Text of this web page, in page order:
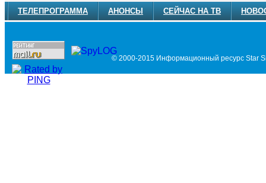
ТЕЛЕПРОГРАММА АНОНСЫ СЕЙЧАС НА ТВ
© 2000-2015 Информационный ресурс Star